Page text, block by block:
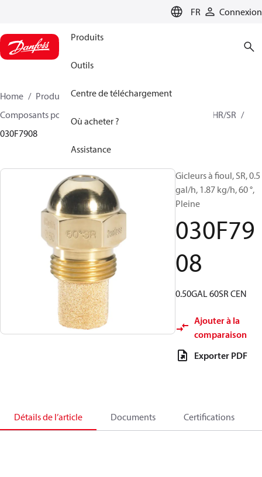
FR Connexion
Produits
Outils
Centre de téléchargement
Où acheter ?
Assistance
Home Produits
Climate Solutions - chauffage
Composants pour brûleur
HR/SR
030F7908
Gicleurs à fioul, SR, 0.5
gal/h, 1.87 kg/h, 60 °,
Pleine
030F79
08
0.50GAL 60SR CEN
Ajouter à la
comparaison
Exporter PDF
Détails de l’article Documents Certifications